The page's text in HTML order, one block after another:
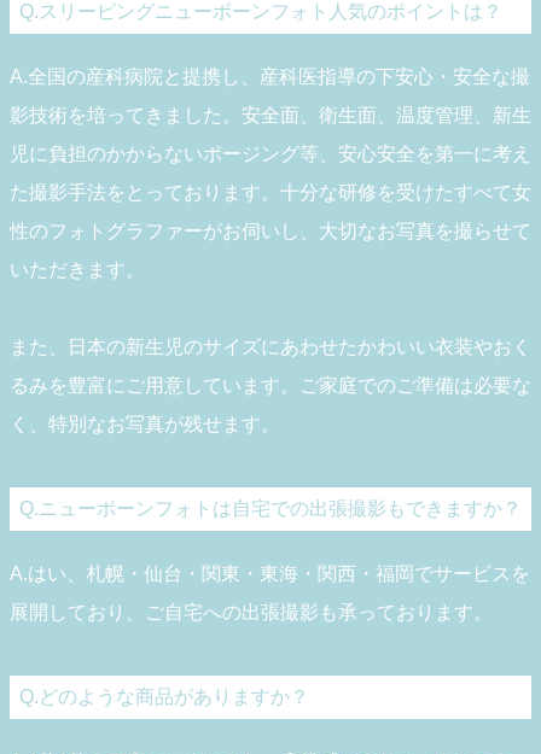
Q.スリーピングニューボーンフォト人気のポイントは？
A.全国の産科病院と提携し、産科医指導の下安心・安全な撮
影技術を培ってきました。安全面、衛生面、温度管理、新生
児に負担のかからないポージング等、安心安全を第一に考え
た撮影手法をとっております。十分な研修を受けたすべて女
性のフォトグラファーがお伺いし、大切なお写真を撮らせて
いただきます。
また、日本の新生児のサイズにあわせたかわいい衣装やおく
るみを豊富にご用意しています。ご家庭でのご準備は必要な
く、特別なお写真が残せます。
Q.ニューボーンフォトは自宅での出張撮影もできますか？
A.はい、札幌・仙台・関東・東海・関西・福岡でサービスを
展開しており、ご自宅への出張撮影も承っております。
Q.どのような商品がありますか？